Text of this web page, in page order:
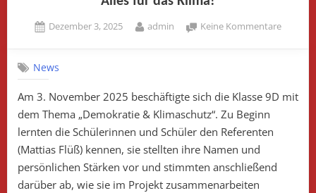
Posted
Dezember 3, 2025 By
admin Keine Kommentarezu
News
Am 3. November 2025 beschäftigte sich die Klasse 9D mit
dem Thema „Demokratie & Klimaschutz“. Zu Beginn
lernten die Schülerinnen und Schüler den Referenten
(Mattias Flüß) kennen, sie stellten ihre Namen und
persönlichen Stärken vor und stimmten anschließend
darüber ab, wie sie im Projekt zusammenarbeiten